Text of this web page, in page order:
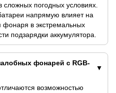
сложных погодных условиях.
напрямую влияет на
фонаря в экстремальных
подзарядки аккумулятора.
фонарей с RGB-
возможностью